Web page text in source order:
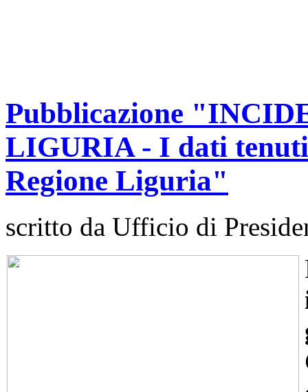
Pubblicazione
LIGURIA - I dati
Regione Liguria"
scritto da Ufficio di